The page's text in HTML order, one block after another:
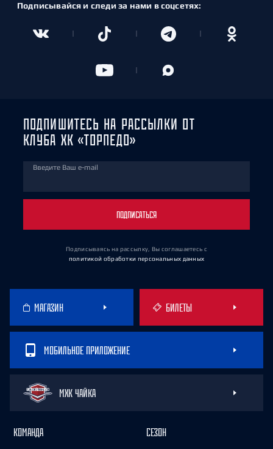
Подписывайся и следи за нами в соцсетях:
ПОДПИШИТЕСЬ НА РАССЫЛКИ ОТ
КЛУБА ХК «ТОРПЕДО»
Введите Ваш e-mail
ПОДПИСАТЬСЯ
Подписываясь на рассылку, Вы соглашаетесь с
политикой обработки персональных данных
МАГАЗИН БИЛЕТЫ
МОБИЛЬНОЕ ПРИЛОЖЕНИЕ
МХК ЧАЙКА
КОМАНДА СЕЗОН